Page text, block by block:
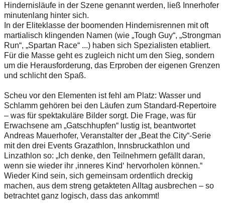
Hindernisläufe in der Szene genannt werden, ließ Innerhofer
minutenlang hinter sich.
In der Eliteklasse der boomenden Hindernisrennen mit oft
martialisch klingenden Namen (wie „Tough Guy“, „Strongman
Run“, „Spartan Race“ ...) haben sich Spezialisten etabliert.
Für die Masse geht es zugleich nicht um den Sieg, sondern
um die Herausforderung, das Erproben der eigenen Grenzen
und schlicht den Spaß.
Scheu vor den Elementen ist fehl am Platz: Wasser und
Schlamm gehören bei den Läufen zum Standard-Repertoire
– was für spektakuläre Bilder sorgt. Die Frage, was für
Erwachsene am „Gatschhupfen“ lustig ist, beantwortet
Andreas Mauerhofer, Veranstalter der „Beat the City“-Serie
mit den drei Events Grazathlon, Innsbruckathlon und
Linzathlon so: „Ich denke, den Teilnehmern gefällt daran,
wenn sie wieder ihr ‚inneres Kind‘ hervorholen können.“
Wieder Kind sein, sich gemeinsam ordentlich dreckig
machen, aus dem streng getakteten Alltag ausbrechen – so
betrachtet ganz logisch, dass das ankommt!